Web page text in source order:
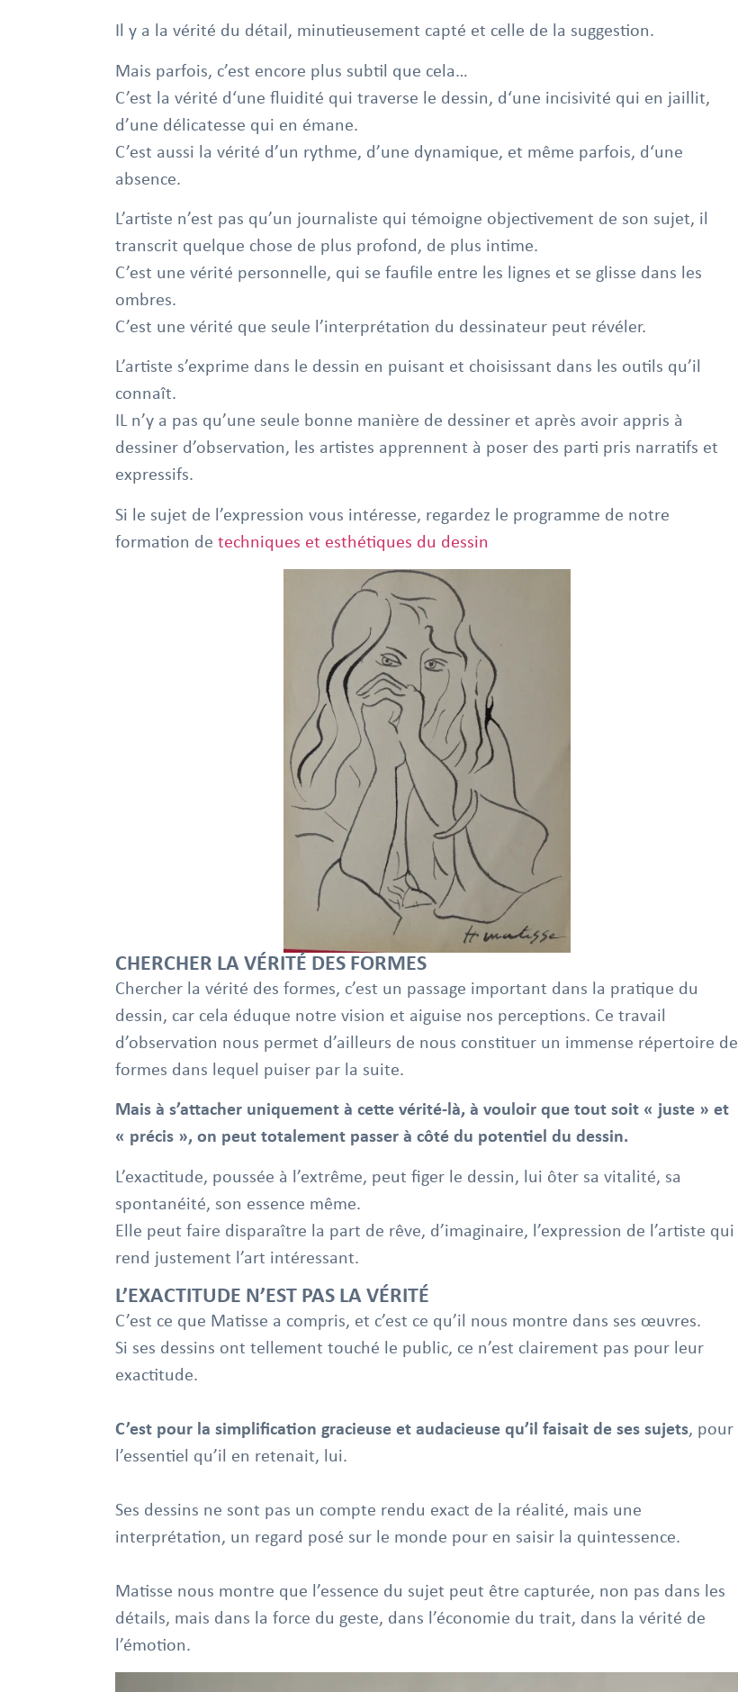
Il y a la vérité du détail, minutieusement capté et celle de la suggestion.
Mais parfois, c’est encore plus subtil que cela…
C’est la vérité d‘une fluidité qui traverse le dessin, d‘une incisivité qui en jaillit,
d’une délicatesse qui en émane.
C’est aussi la vérité d’un rythme, d’une dynamique, et même parfois, d‘une
absence.
L’artiste n’est pas qu’un journaliste qui témoigne objectivement de son sujet, il
transcrit quelque chose de plus profond, de plus intime.
C’est une vérité personnelle, qui se faufile entre les lignes et se glisse dans les
ombres.
C’est une vérité que seule l’interprétation du dessinateur peut révéler.
L’artiste s’exprime dans le dessin en puisant et choisissant dans les outils qu’il
connaît.
IL n’y a pas qu’une seule bonne manière de dessiner et après avoir appris à
dessiner d’observation, les artistes apprennent à poser des parti pris narratifs et
expressifs.
Si le sujet de l’expression vous intéresse, regardez le programme de notre
formation de techniques et esthétiques du dessin
CHERCHER LA VÉRITÉ DES FORMES
Chercher la vérité des formes, c’est un passage important dans la pratique du
dessin, car cela éduque notre vision et aiguise nos perceptions. Ce travail
d’observation nous permet d’ailleurs de nous constituer un immense répertoire de
formes dans lequel puiser par la suite.
Mais à s’attacher uniquement à cette vérité-là, à vouloir que tout soit « juste » et
« précis », on peut totalement passer à côté du potentiel du dessin.
L’exactitude, poussée à l’extrême, peut figer le dessin, lui ôter sa vitalité, sa
spontanéité, son essence même.
Elle peut faire disparaître la part de rêve, d’imaginaire, l’expression de l’artiste qui
rend justement l’art intéressant.
L’EXACTITUDE N’EST PAS LA VÉRITÉ
C’est ce que Matisse a compris, et c’est ce qu’il nous montre dans ses œuvres.
Si ses dessins ont tellement touché le public, ce n’est clairement pas pour leur
exactitude.
C’est pour la simplification gracieuse et audacieuse qu’il faisait de ses sujets, pour
l’essentiel qu’il en retenait, lui.
Ses dessins ne sont pas un compte rendu exact de la réalité, mais une
interprétation, un regard posé sur le monde pour en saisir la quintessence.
Matisse nous montre que l’essence du sujet peut être capturée, non pas dans les
détails, mais dans la force du geste, dans l’économie du trait, dans la vérité de
l’émotion.